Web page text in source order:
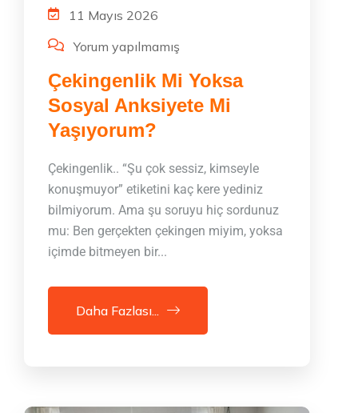
11 Mayıs 2026
Yorum yapılmamış
Çekingenlik Mi Yoksa
Sosyal Anksiyete Mi
Yaşıyorum?
Çekingenlik.. “Şu çok sessiz, kimseyle
konuşmuyor” etiketini kaç kere yediniz
bilmiyorum. Ama şu soruyu hiç sordunuz
mu: Ben gerçekten çekingen miyim, yoksa
içimde bitmeyen bir...
Daha Fazlası...